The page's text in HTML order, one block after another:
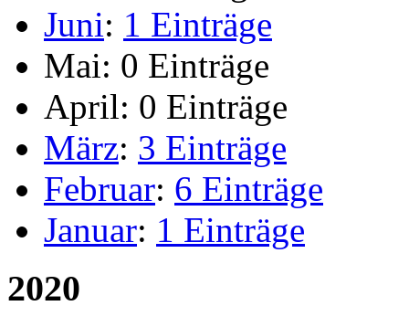
Juni: 1 Einträge
Mai: 0 Einträge
April: 0 Einträge
März: 3 Einträge
Februar: 6 Einträge
Januar: 1 Einträge
2020